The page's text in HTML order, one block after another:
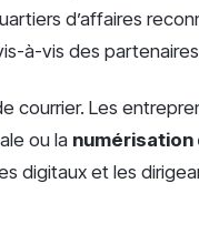
d’affaires
à-vis des
courrier. Les
ou la
digitaux et les